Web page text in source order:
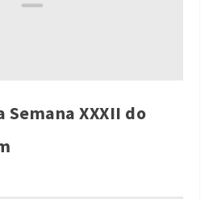
XXXII do